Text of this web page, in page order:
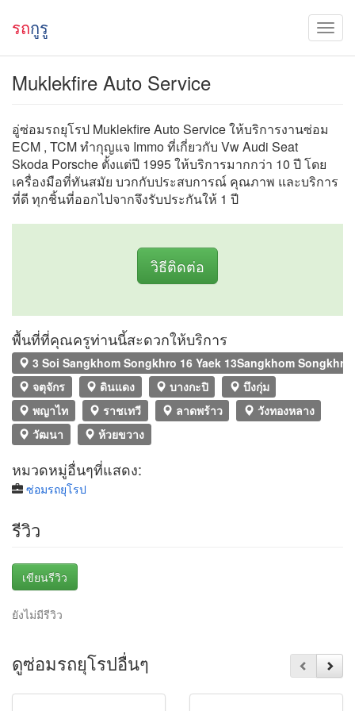
รถกูรู
Muklekfire Auto Service
อู่ซ่อมรถยุโรป Muklekfire Auto Service ให้บริการงานซ่อม
ECM , TCM ทำกุญแจ Immo ที่เกี่ยวกับ Vw Audi Seat
Skoda Porsche ตั้งแต่ปี 1995 ให้บริการมากกว่า 10 ปี โดย
เครื่องมือที่ทันสมัย บวกกับประสบการณ์ คุณภาพ และบริการ
ที่ดี ทุกชิ้นที่ออกไปจากจึงรับประกันให้ 1 ปี
วิธีติดต่อ
พื้นที่ที่คุณครูท่านนี้สะดวกให้บริการ
3 Soi Sangkhom Songkhro 16 Yaek 13Sangkhom
จตุจักร
ดินแดง บางกะปิ
บึงกุ่ม
พญาไท
ราชเทวี ลาดพร้าว
วังทองหลาง
วัฒนา
ห้วยขวาง
หมวดหมู่อื่นๆที่แสดง:
ซ่อมรถยุโรป
รีวิว
เขียนรีวิว
ยังไม่มีรีวิว
ดูซ่อมรถยุโรปอื่นๆ